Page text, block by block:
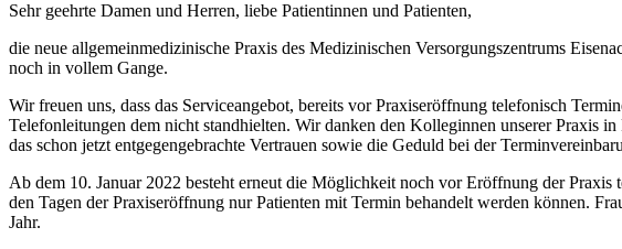
Sehr geehrte Damen und Herren, liebe Patientinnen und Patienten,
die neue allgemeinmedizinische Praxis des Medizinischen Versorgungszentrums
noch in vollem Gange.
Wir freuen uns, dass das Serviceangebot, bereits vor Praxiseröffnung telefonisch
Telefonleitungen dem nicht standhielten. Wir danken den Kolleginnen unserer Praxis
das schon jetzt entgegengebrachte Vertrauen sowie die Geduld bei der
Ab dem 10. Januar 2022 besteht erneut die Möglichkeit noch vor Eröffnung der
den Tagen der Praxiseröffnung nur Patienten mit Termin behandelt werden können.
Jahr.